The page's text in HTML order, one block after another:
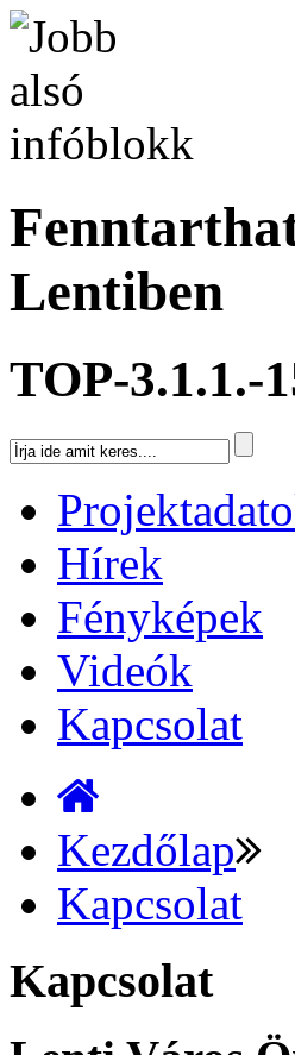
Lentiben
TOP-3.1.1.-
Hírek
Fényképek
Videók
Kapcsolat
Kezdőlap
Kapcsolat
Kapcsolat